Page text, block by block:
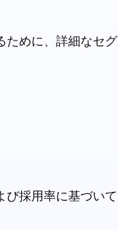
ために、詳細なセグ
び採用率に基づいて